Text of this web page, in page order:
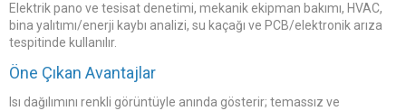
Elektrik pano ve tesisat denetimi, mekanik ekipman bakımı, HVAC,
bina yalıtımı/enerji kaybı analizi, su kaçağı ve PCB/elektronik arıza
tespitinde kullanılır.
Öne Çıkan Avantajlar
Isı dağılımını renkli görüntüyle anında gösterir; temassız ve